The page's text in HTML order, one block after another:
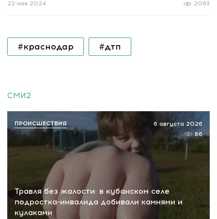
2093
22 мая 2024
#краснодар #дтп
СМИ2
Травля без жалости: в кубанском селе
подростка-инвалида добивали камнями и
кулаками
6 августа 2026
86
ПРОИСШЕСТВИЯ